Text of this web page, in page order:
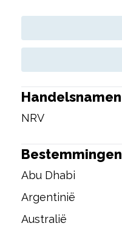
Handelsnamen
NRV
Bestemmingen
Abu Dhabi
Argentinië
Australië